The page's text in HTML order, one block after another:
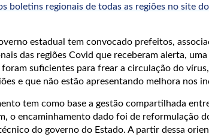
boletins regionais de todas as regiões no site
estadual tem convocado prefeitos,
das regiões Covid que receberam alerta, uma
suficientes para frear a circulação do
e que não estão apresentando melhora nos
tem como base a gestão compartilhada
o encaminhamento dado foi de reformulação
do governo do Estado. A partir dessa